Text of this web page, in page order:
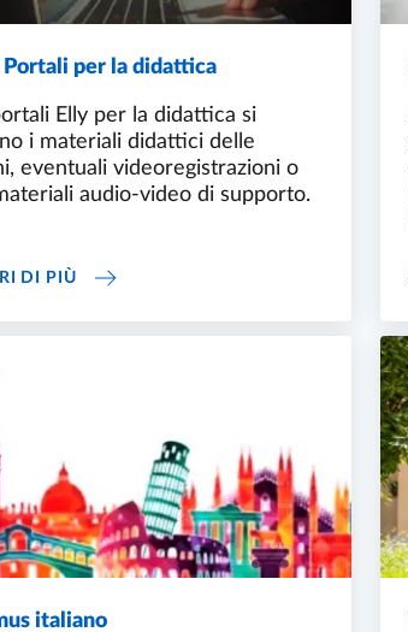
Portali per la didattica
Elly per la didattica si
i materiali didattici delle
eventuali videoregistrazioni o
audio-video di supporto.
DI PIÙELLY - PORTALI PER LA DIDATTICA
italiano